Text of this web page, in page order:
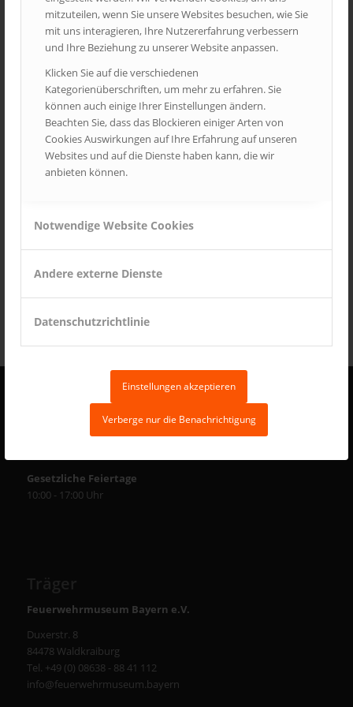
mitzuteilen, wenn Sie unsere Websites besuchen, wie Sie
mit uns interagieren, Ihre Nutzererfahrung verbessern
und Ihre Beziehung zu unserer Website anpassen.
Klicken Sie auf die verschiedenen
Kategorienüberschriften, um mehr zu erfahren. Sie
können auch einige Ihrer Einstellungen ändern.
Beachten Sie, dass das Blockieren einiger Arten von
Cookies Auswirkungen auf Ihre Erfahrung auf unseren
Websites und auf die Dienste haben kann, die wir
anbieten können.
Notwendige Website Cookies
Andere externe Dienste
Datenschutzrichtlinie
Einstellungen akzeptieren
Verberge nur die Benachrichtigung
ÖFFNUNGSZEITEN
Samstag + Sonntag:
Gesetzliche Feiertage
10:00 - 17:00 Uhr
Feuerwehrmuseum Bayern e.V.
Duxerstr. 8
84478 Waldkraiburg
Tel. +49 (0) 08638 - 88 41 112
info@feuerwehrmuseum.bayern